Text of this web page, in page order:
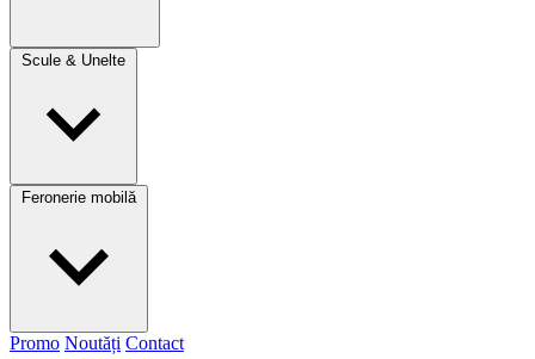
Scule & Unelte
Feronerie mobilă
Promo Noutăți Contact